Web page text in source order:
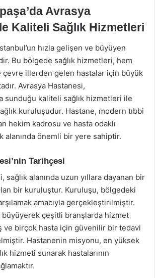
Avrasya
Kaliteli Sağlık Hizmetleri
hızla gelişen ve büyüyen
Bu bölgede sağlık hizmetleri, hem
çevre illerden gelen hastalar için büyük
Avrasya Hastanesi,
sunduğu kaliteli sağlık hizmetleri ile
kuruluşudur. Hastane, modern tıbbi
hekim kadrosu ve hasta odaklı
alanında önemli bir yere sahiptir.
Tarihçesi
sağlık alanında uzun yıllara dayanan bir
bir kuruluştur. Kuruluşu, bölgedeki
amacıyla gerçekleştirilmiştir.
büyüyerek çeşitli branşlarda hizmet
ve birçok hasta için güvenilir bir tedavi
Hastanenin misyonu, en yüksek
hizmeti sunarak hastalarının